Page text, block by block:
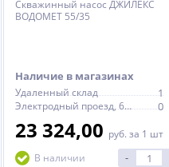
Скважинный насос ДЖИЛЕКС
ВОДОМЕТ 55/35
Наличие в магазинах
Удаленный склад 1
Электродный проезд, 6с1 0
23 324,00 руб. за 1 шт
В наличии
-